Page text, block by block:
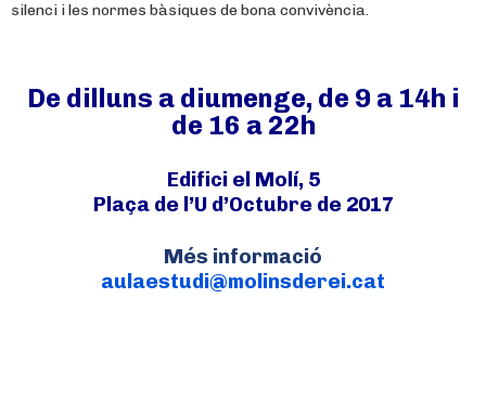
silenci i les normes bàsiques de bona convivència.
De dilluns a diumenge, de 9 a 14h i
de 16 a 22h
Edifici el Molí, 5
Plaça de l’U d’Octubre de 2017
Més informació
aulaestudi@molinsderei.cat